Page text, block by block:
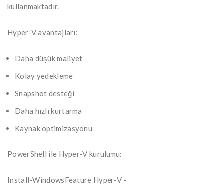
kullanmaktadır.
Hyper-V avantajları;
Daha düşük maliyet
Kolay yedekleme
Snapshot desteği
Daha hızlı kurtarma
Kaynak optimizasyonu
PowerShell ile Hyper-V kurulumu:
Install-WindowsFeature Hyper-V -